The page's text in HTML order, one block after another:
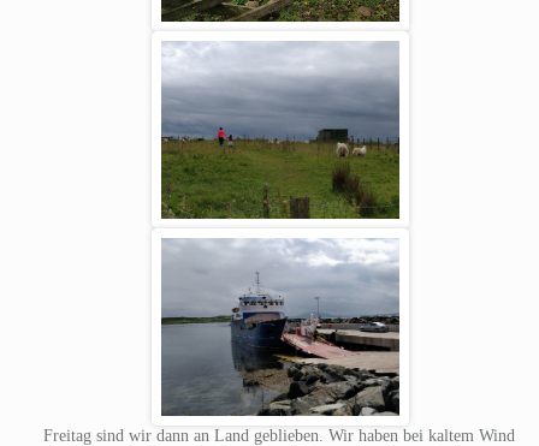
Freitag sind wir dann an Land geblieben. Wir haben bei kaltem Wind